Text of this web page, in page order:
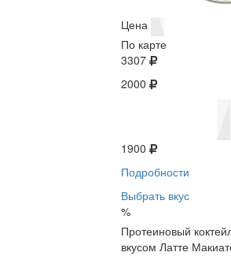
Цена
По карте
3307
2000
1900
Подробности
Выбрать вкус
%
Протеиновый
вкусом Латте